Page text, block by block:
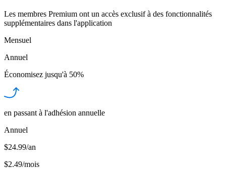
Les membres Premium ont un accès exclusif à des fonctionnalités
supplémentaires dans l'application
Mensuel
Annuel
Économisez jusqu'à 50%
en passant à l'adhésion annuelle
Annuel
$24.99/an
$2.49/mois